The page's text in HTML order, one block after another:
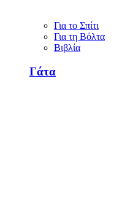
Για το Σπίτι
Για τη Βόλτα
Βιβλία
Γάτα